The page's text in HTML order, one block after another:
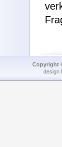
Copyright
design